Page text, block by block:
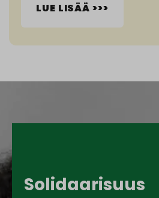
LUE LISÄÄ >>>
Solidaarisuus